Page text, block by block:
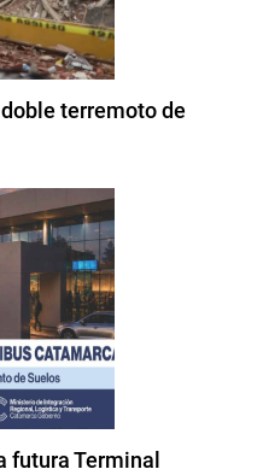
terremoto de
futura Terminal